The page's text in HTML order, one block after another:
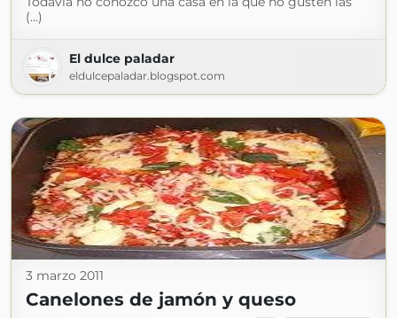
(...)
El dulce paladar
eldulcepaladar.blogspot.com
3 marzo 2011
Canelones de jamón y queso